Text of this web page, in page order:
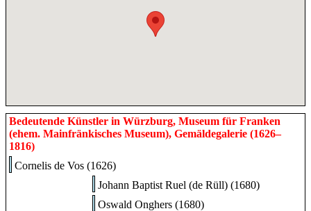
Bedeutende Künstler in Würzburg, Museum für Franken
(ehem. Mainfränkisches Museum), Gemäldegalerie (1626–
1816)
Cornelis de Vos (1626)
Johann Baptist Ruel (de Rüll) (1680)
Oswald Onghers (1680)